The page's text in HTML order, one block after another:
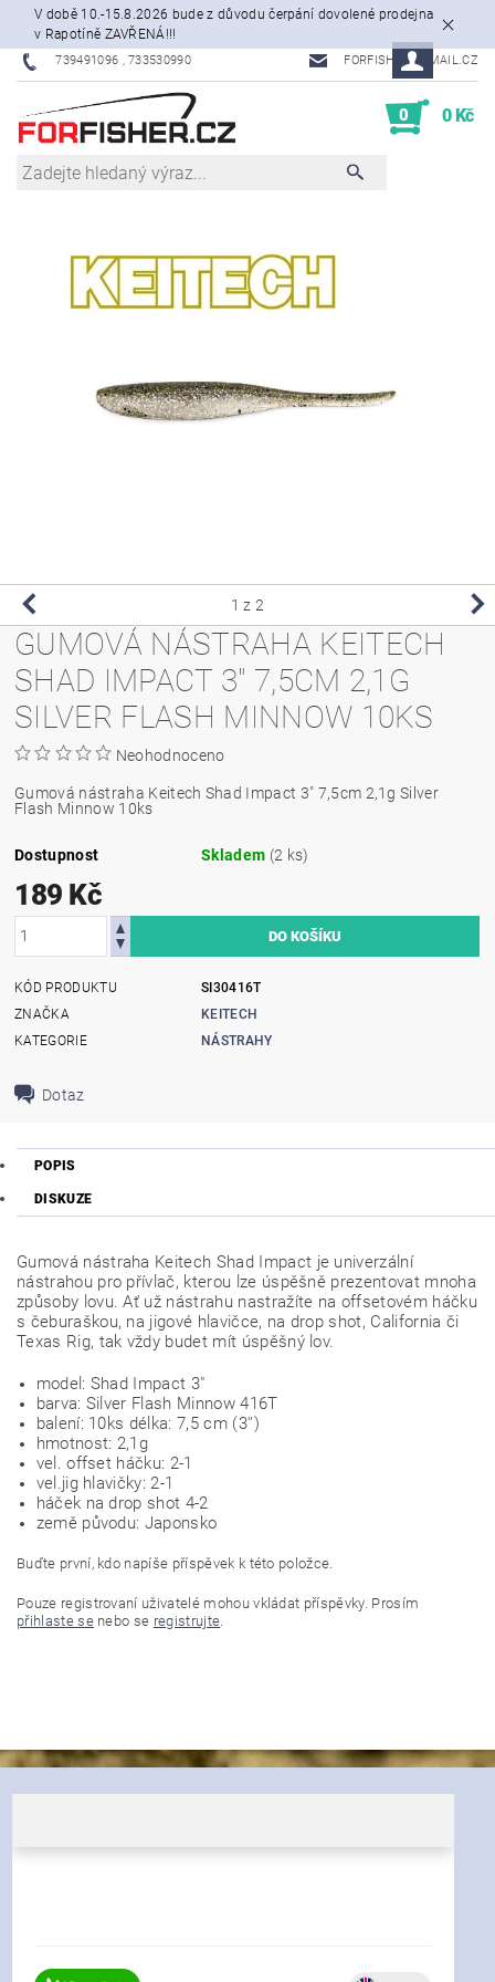
V době 10.-15.8.2026 bude z důvodu čerpání dovolené prodejna
v Rapotíně ZAVŘENÁ!!!
739491096 , 733530990 FORFISHER@EMAIL.CZ
0 0 Kč
1 z 2
GUMOVÁ NÁSTRAHA KEITECH
SHAD IMPACT 3" 7,5CM 2,1G
SILVER FLASH MINNOW 10KS
Neohodnoceno
Gumová nástraha Keitech Shad Impact 3" 7,5cm 2,1g Silver
Flash Minnow 10ks
Dostupnost Skladem (2 ks)
189 Kč
KÓD PRODUKTU
SI30416T
ZNAČKA
KEITECH
KATEGORIE
NÁSTRAHY
Dotaz
POPIS
DISKUZE
Gumová nástraha Keitech Shad Impact je univerzální
nástrahou pro přívlač, kterou lze úspěšně prezentovat mnoha
způsoby lovu. Ať už nástrahu nastražíte na offsetovém háčku
s čeburaškou, na jigové hlavičce, na drop shot, California či
Texas Rig, tak vždy budet mít úspěšný lov.
model: Shad Impact 3"
barva: Silver Flash Minnow 416T
balení: 10ks délka: 7,5 cm (3'')
hmotnost: 2,1g
vel. offset háčku: 2-1
vel.jig hlavičky: 2-1
háček na drop shot 4-2
země původu: Japonsko
Buďte první, kdo napíše příspěvek k této položce.
Pouze registrovaní uživatelé mohou vkládat příspěvky. Prosím
přihlaste senebo se registrujte.